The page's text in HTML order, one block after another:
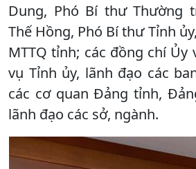
Dung, Phó Bí thư Thường
Thế Hồng, Phó Bí thư Tỉnh
MTTQ tỉnh; các đồng chí Ủy
vụ Tỉnh ủy, lãnh đạo các
các cơ quan Đảng tỉnh,
lãnh đạo các sở, ngành.